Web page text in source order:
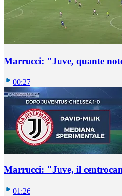
Marrucci: "Juve, quante
00:27
Marrucci: "Juve, il
01:26